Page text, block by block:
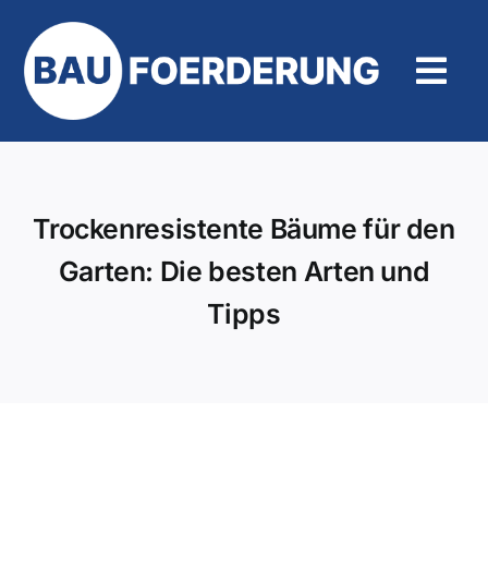
Inhalt
springen
Trockenresistente Bäume für den
Garten: Die besten Arten und
Tipps